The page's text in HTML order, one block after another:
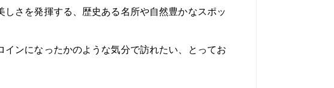
さを発揮する、歴史ある名所や自然豊かなスポッ
ンになったかのような気分で訪れたい、とってお